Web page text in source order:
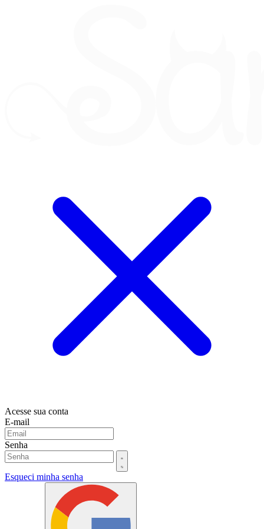
Acesse sua conta
E-mail
Senha
Esqueci minha senha